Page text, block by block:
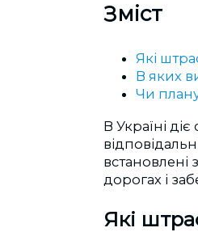
Зміст
Які
В яких
Чи
В Україні
встановлені
дорогах і
Які